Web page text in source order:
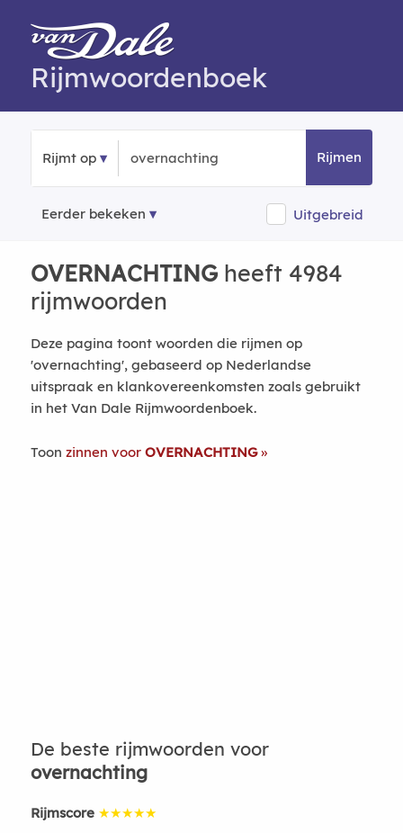
Rijmwoordenboek
Rijmt op Rijmen
Eerder bekeken Uitgebreid
OVERNACHTINGheeft 4984
rijmwoorden
Deze pagina toont woorden die rijmen op
'overnachting', gebaseerd op Nederlandse
uitspraak en klankovereenkomsten zoals gebruikt
in het Van Dale Rijmwoordenboek.
Toon zinnen voor OVERNACHTING
De beste rijmwoorden voor
overnachting
Rijmscore ★★★★★